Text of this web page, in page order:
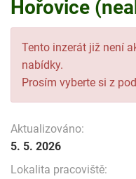
Hořovice
Tento inzerát již není
nabídky.
Prosím vyberte si z
Aktualizováno:
5. 5. 2026
Lokalita pracoviště: